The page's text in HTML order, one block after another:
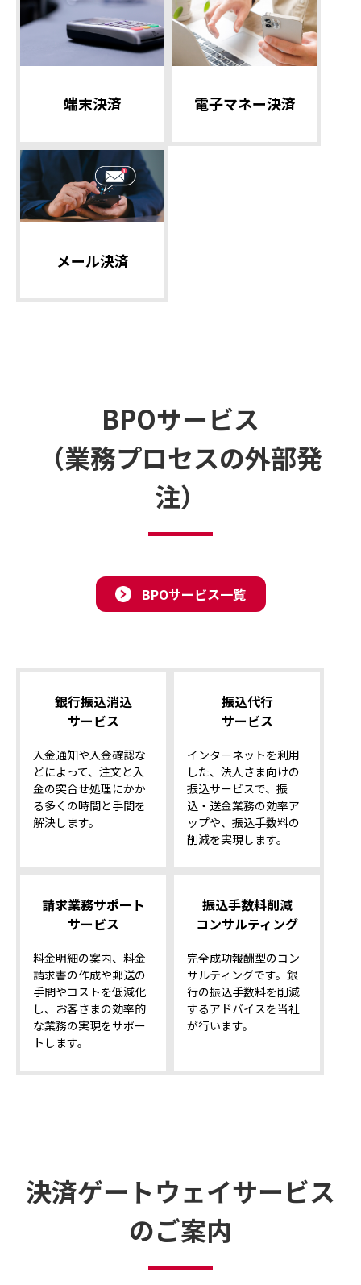
端末決済 電子マネー決済
メール決済
BPOサービス
（業務プロセスの外部発
注）
BPOサービス一覧
銀⾏振込消込
サービス
入金通知や入金確認な
どによって、注文と入
金の突合せ処理にかか
る多くの時間と手間を
解決します。
振込代⾏
サービス
インターネットを利用
した、法人さま向けの
振込サービスで、振
込・送金業務の効率ア
ップや、振込手数料の
削減を実現します。
請求業務サポート
サービス
料金明細の案内、料金
請求書の作成や郵送の
手間やコストを低減化
し、お客さまの効率的
な業務の実現をサポー
トします。
振込⼿数料削減
コンサルティング
完全成功報酬型のコン
サルティングです。銀
行の振込手数料を削減
するアドバイスを当社
が行います。
決済ゲートウェイサービス
のご案内